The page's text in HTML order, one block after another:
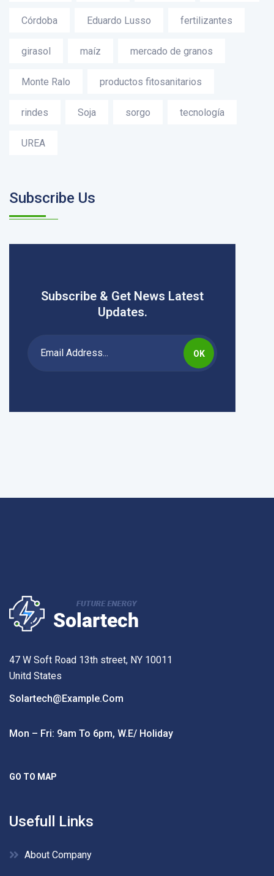
Córdoba Eduardo Lusso fertilizantes
girasol maíz mercado de granos
Monte Ralo productos fitosanitarios
rindes Soja sorgo tecnología
UREA
Subscribe Us
Subscribe & Get News Latest
Updates.
OK
47 W Soft Road 13th street, NY 10011
Unitd States
Solartech@example.com
Mon – Fri: 9am To 6pm, W.e/ Holiday
GO TO MAP
Usefull Links
About Company